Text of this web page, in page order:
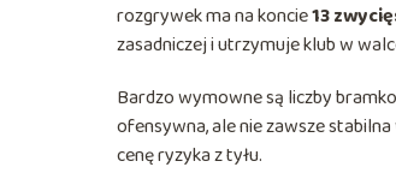
rozgrywek ma na koncie13
zasadniczej i utrzymuje klub w
Bardzo wymowne są liczby
ofensywna, ale nie zawsze
cenę ryzyka z tyłu.